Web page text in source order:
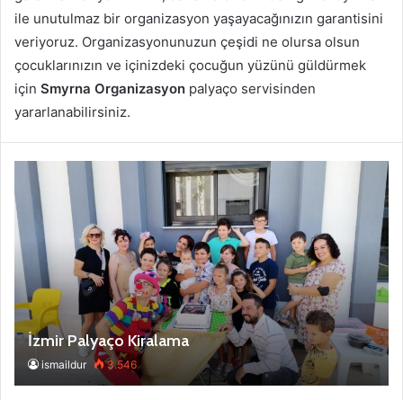
ile unutulmaz bir organizasyon yaşayacağınızın garantisini
veriyoruz. Organizasyonunuzun çeşidi ne olursa olsun
çocuklarınızın ve içinizdeki çocuğun yüzünü güldürmek
için Smyrna Organizasyon palyaço servisinden
yararlanabilirsiniz.
İzmir Palyaço Kiralama
ismaildur 3.546